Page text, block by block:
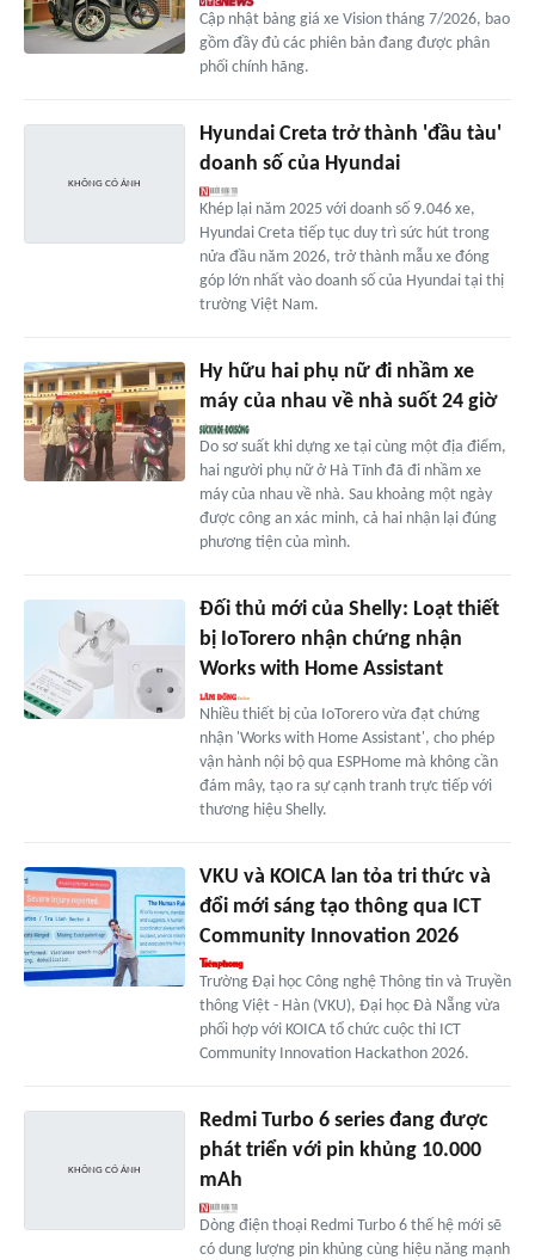
Cập nhật bảng giá xe Vision tháng 7/2026, bao
gồm đầy đủ các phiên bản đang được phân
phối chính hãng.
Hyundai Creta trở thành 'đầu tàu'
doanh số của Hyundai
Khép lại năm 2025 với doanh số 9.046 xe,
Hyundai Creta tiếp tục duy trì sức hút trong
nửa đầu năm 2026, trở thành mẫu xe đóng
góp lớn nhất vào doanh số của Hyundai tại thị
trường Việt Nam.
Hy hữu hai phụ nữ đi nhầm xe
máy của nhau về nhà suốt 24 giờ
Do sơ suất khi dựng xe tại cùng một địa điểm,
hai người phụ nữ ở Hà Tĩnh đã đi nhầm xe
máy của nhau về nhà. Sau khoảng một ngày
được công an xác minh, cả hai nhận lại đúng
phương tiện của mình.
Đối thủ mới của Shelly: Loạt thiết
bị IoTorero nhận chứng nhận
Works with Home Assistant
Nhiều thiết bị của IoTorero vừa đạt chứng
nhận 'Works with Home Assistant', cho phép
vận hành nội bộ qua ESPHome mà không cần
đám mây, tạo ra sự cạnh tranh trực tiếp với
thương hiệu Shelly.
VKU và KOICA lan tỏa tri thức và
đổi mới sáng tạo thông qua ICT
Community Innovation 2026
Trường Đại học Công nghệ Thông tin và Truyền
thông Việt - Hàn (VKU), Đại học Đà Nẵng vừa
phối hợp với KOICA tổ chức cuộc thi ICT
Community Innovation Hackathon 2026.
Redmi Turbo 6 series đang được
phát triển với pin khủng 10.000
mAh
Dòng điện thoại Redmi Turbo 6 thế hệ mới sẽ
có dung lượng pin khủng cùng hiệu năng mạnh